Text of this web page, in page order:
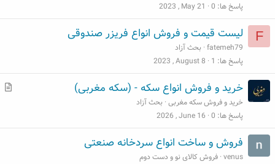
پاسخ ها 0
2023 , May 21
F لیست قیمت و فروش انواع فریزر صندوقی
fatemeh79 بحث آزاد
پاسخ ها 1
2023 , August 8
م
خرید و فروش انواع سکه - (سکه مغربی)
خرید و فروش سکه مغربی بحث آزاد
پاسخ ها 0
2026 , June 16
فروش و ساخت انواع سردخانه صنعتی
venus فروش کالای نو و دست دوم